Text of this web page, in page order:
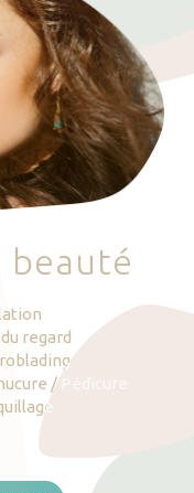
beauté
regard
/ Pédicure